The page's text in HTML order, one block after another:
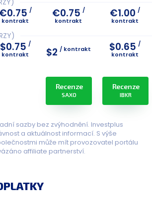
€0.75/
kontrakt
€0.75/
kontrakt
€1.00/
kontrakt
$0.75/
kontrakt
$2/ kontrakt $0.65/
kontrakt
Recenze
SAXO
Recenze
IBKR
sazby bez zvýhodnění. Investplus
a aktuálnost informací. S výše
může mít provozovatel portálu
affiliate partnerství.